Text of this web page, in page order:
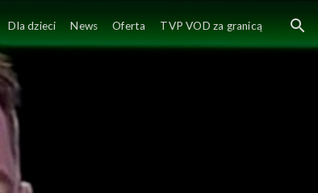
Dla dzieci News Oferta TVP VOD za granicą